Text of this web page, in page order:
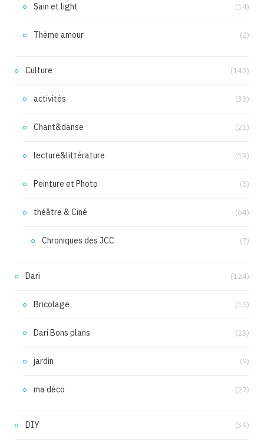
Sain et light (14)
Thème amour (2)
Culture (143)
activités (33)
Chant&danse (21)
lecture&littérature (19)
Peinture et Photo (5)
théâtre & Ciné (64)
Chroniques des JCC (7)
Dari (124)
Bricolage (15)
Dari Bons plans (23)
jardin (9)
ma déco (27)
DIY (39)